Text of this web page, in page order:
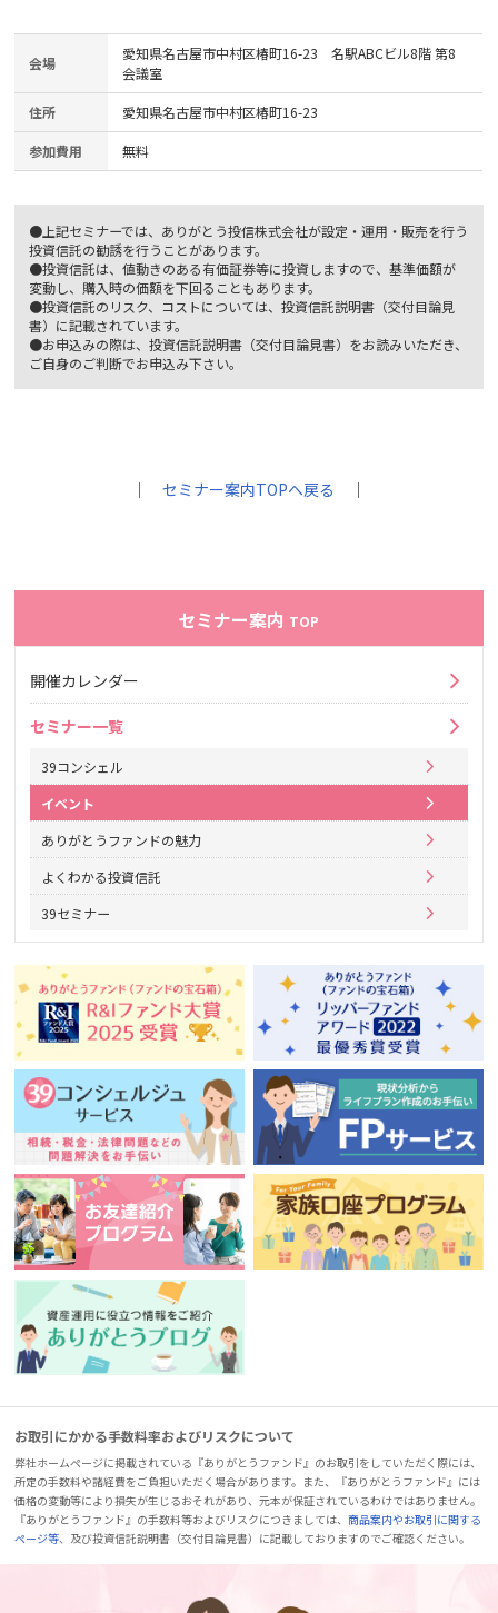
会場
愛知県名古屋市中村区椿町16-23 名駅ABCビル8階 第8
会議室
住所 愛知県名古屋市中村区椿町16-23
参加費用 無料
●上記セミナーでは、ありがとう投信株式会社が設定・運用・販売を行う
投資信託の勧誘を行うことがあります。
●投資信託は、値動きのある有価証券等に投資しますので、基準価額が
変動し、購入時の価額を下回ることもあります。
●投資信託のリスク、コストについては、投資信託説明書（交付目論見
書）に記載されています。
●お申込みの際は、投資信託説明書（交付目論見書）をお読みいただき、
ご自身のご判断でお申込み下さい。
｜セミナー案内TOPへ戻る ｜
セミナー案内 TOP
開催カレンダー
セミナー一覧
39コンシェル
イベント
ありがとうファンドの魅力
よくわかる投資信託
39セミナー
お取引にかかる手数料率およびリスクについて
弊社ホームページに掲載されている『ありがとうファンド』のお取引をしていただく際には、
所定の手数料や諸経費をご負担いただく場合があります。また、『ありがとうファンド』には
価格の変動等により損失が生じるおそれがあり、元本が保証されているわけではありません。
『ありがとうファンド』の手数料等およびリスクにつきましては、商品案内やお取引に関する
ページ等、及び投資信託説明書（交付目論見書）に記載しておりますのでご確認ください。